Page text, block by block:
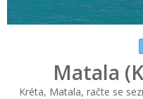
Matala
Kréta, Matala, račte se